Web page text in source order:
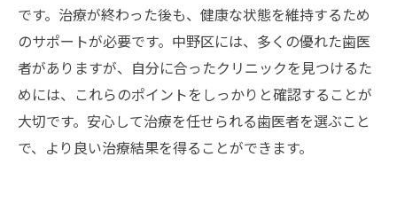
です。治療が終わった後も、健康な状態を維持するため
のサポートが必要です。中野区には、多くの優れた歯医
者がありますが、自分に合ったクリニックを見つけるた
めには、これらのポイントをしっかりと確認することが
大切です。安心して治療を任せられる歯医者を選ぶこと
で、より良い治療結果を得ることができます。